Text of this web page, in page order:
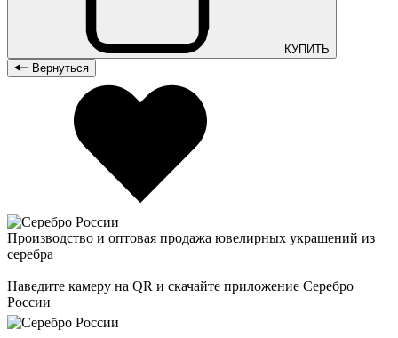
КУПИТЬ
Вернуться
Производство и оптовая продажа ювелирных украшений из
серебра
Наведите камеру на QR и скачайте приложение Серебро
России